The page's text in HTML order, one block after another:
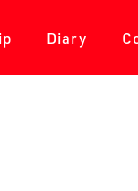
Diary